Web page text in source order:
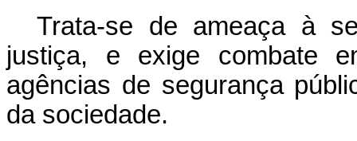
Trata-se de ameaça à
justiça, e exige combate
agências de segurança
da sociedade.